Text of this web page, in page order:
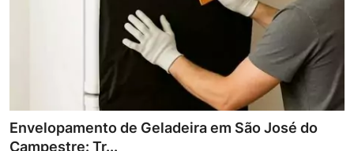
Envelopamento de Geladeira em São José do
Campestre: Tr...